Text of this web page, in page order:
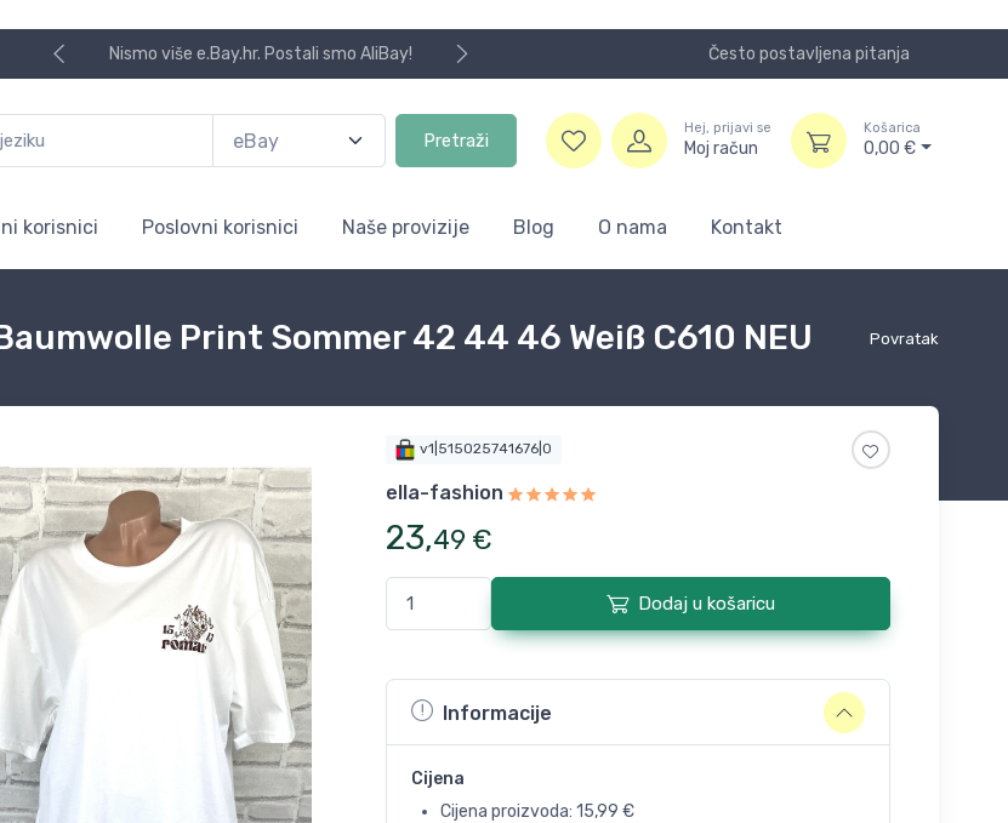
Nismo više e.Bay.hr. Postali smo AliBay! Često postavljena pitanja
Pretraži
Hej, prijavi se
Moj račun
Košarica
0,00 €
korisnici Poslovni korisnici Naše provizije Blog O nama Kontakt
Povratak
Print Sommer 42 44 46 Weiß C610 NEU
v1|515025741676|0
ella-fashion
23,49 €
Dodaj u košaricu
Informacije
Cijena
Cijena proizvoda: 15,99 €